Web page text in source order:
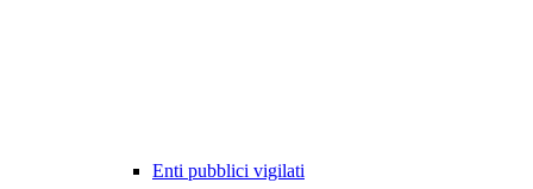
Enti pubblici vigilati